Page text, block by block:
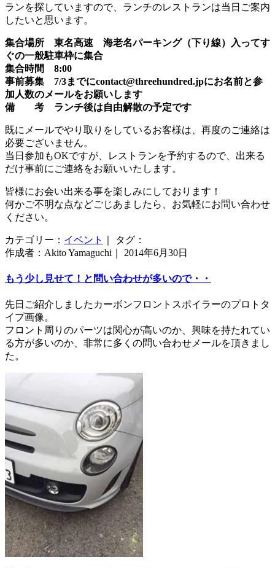
ランを探していますので、ランチのレストランは当日ご案内
したいと思います。
集合場所 東名高速 海老名パーキング（下り線）入ってす
ぐの一般駐車枠に集合
集合時間 8:00
事前募集 7/3までにcontact@threehundred.jpにお名前と参
加人数のメールをお願いします
備 考 ランチ後は自由解散の予定です
既にメールでやり取りをしているお客様は、再度のご連絡は
必要ございません。
当日参加もOKですが、レストランを予約するので、出来る
だけ事前にご連絡をお願いいたします。
皆様にお会い出来る事を楽しみにしております！
何かご不明な点などごじあましたら、お気軽にお問い合わせ
ください。
カテゴリー： イベント
｜ タグ：
作成者：Akito Yamaguchi｜ 2014年6月30日
もう少し見せて！と問い合わせが多いので・・
先日ご紹介しましたカーボンフロントスポイラーのプロトタ
イプ画像。
フロント周りのパーツは関心が高いのか、興味を持たれてい
る方が多いのか、非常に多くの問い合わせメールを頂きまし
た。